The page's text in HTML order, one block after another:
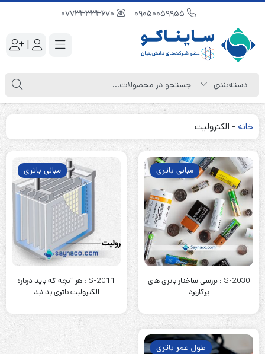
|
خانه - الکترولیت
مبانی باتری
S-2030 : بررسی ساختار باتری های
پرکاربرد
مبانی باتری
S-2011 : هر آنچه که باید درباره
الکترولیت باتری بدانید
طول عمر باتری